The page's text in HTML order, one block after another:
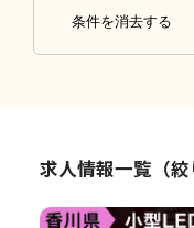
条件を消去する
求人情報一覧（絞